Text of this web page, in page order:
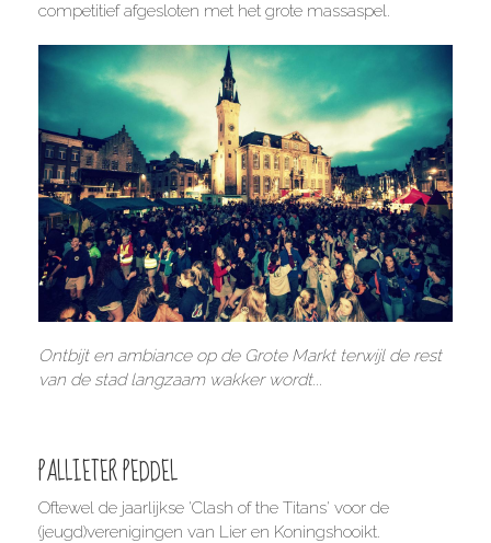
competitief afgesloten met het grote massaspel.
Ontbijt en ambiance op de Grote Markt terwijl de rest
van de stad langzaam wakker wordt...
PALLIETER PEDDEL
Oftewel de jaarlijkse 'Clash of the Titans' voor de
(jeugd)verenigingen van Lier en Koningshooikt.